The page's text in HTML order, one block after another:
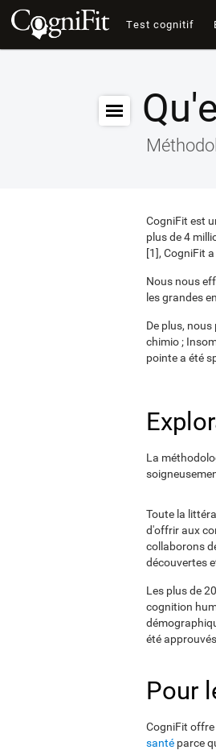
Test cognitif
CogniFit est
plus de 4
[1], CogniFit
Nous nous
les grandes
De plus,
chimio ;
pointe a été
La
Toute la
d'offrir aux
collaborons
découvertes
Les plus de
cognition
été
Pour
CogniFit
santé parce